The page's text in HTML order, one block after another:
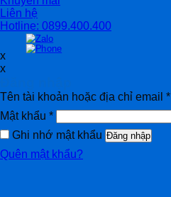
Liên hệ
Hotline: 0899.400.400
x
x
Tên tài khoản hoặc địa chỉ email *
Mật khẩu *
Ghi nhớ mật khẩu Đăng nhập
Quên mật khẩu?